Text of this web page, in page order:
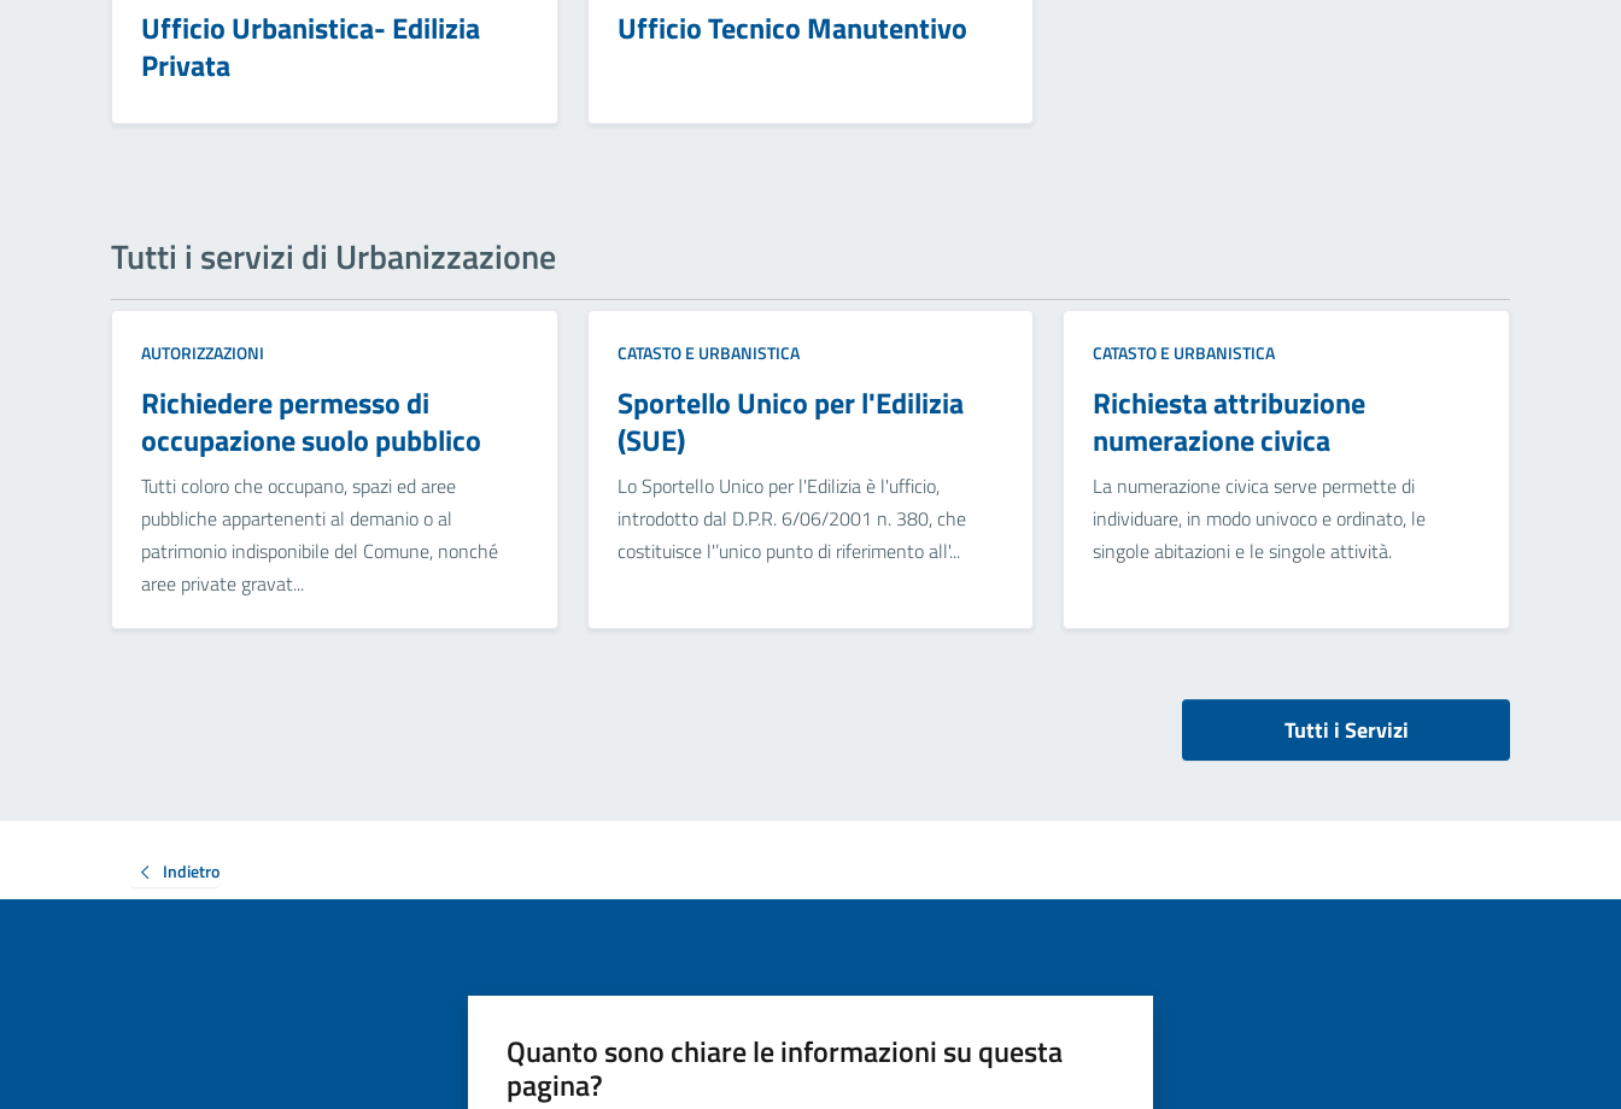
Ufficio Urbanistica- Edilizia
Privata
Ufficio Tecnico Manutentivo
Tutti i servizi di Urbanizzazione
AUTORIZZAZIONI
Richiedere permesso di
occupazione suolo pubblico
Tutti coloro che occupano, spazi ed aree
pubbliche appartenenti al demanio o al
patrimonio indisponibile del Comune, nonché
aree private gravat...
CATASTO E URBANISTICA
Sportello Unico per l'Edilizia
(SUE)
Lo Sportello Unico per l'Edilizia è l'ufficio,
introdotto dal D.P.R. 6/06/2001 n. 380, che
costituisce l'’unico punto di riferimento all'...
CATASTO E URBANISTICA
Richiesta attribuzione
numerazione civica
La numerazione civica serve permette di
individuare, in modo univoco e ordinato, le
singole abitazioni e le singole attività.
Tutti i Servizi
Indietro
Quanto sono chiare le informazioni su questa
pagina?